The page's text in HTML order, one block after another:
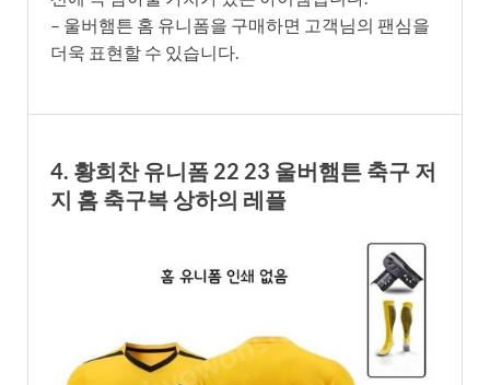
– 울버햄튼 홈 유니폼을 구매하면 고객님의 팬심을
더욱 표현할 수 있습니다.
4. 황희찬 유니폼 22 23 울버햄튼 축구 저
지 홈 축구복 상하의 레플